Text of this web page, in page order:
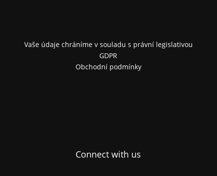
Vaše údaje chráníme v souladu s právní legislativou
GDPR
Obchodní podmínky
Connect with us